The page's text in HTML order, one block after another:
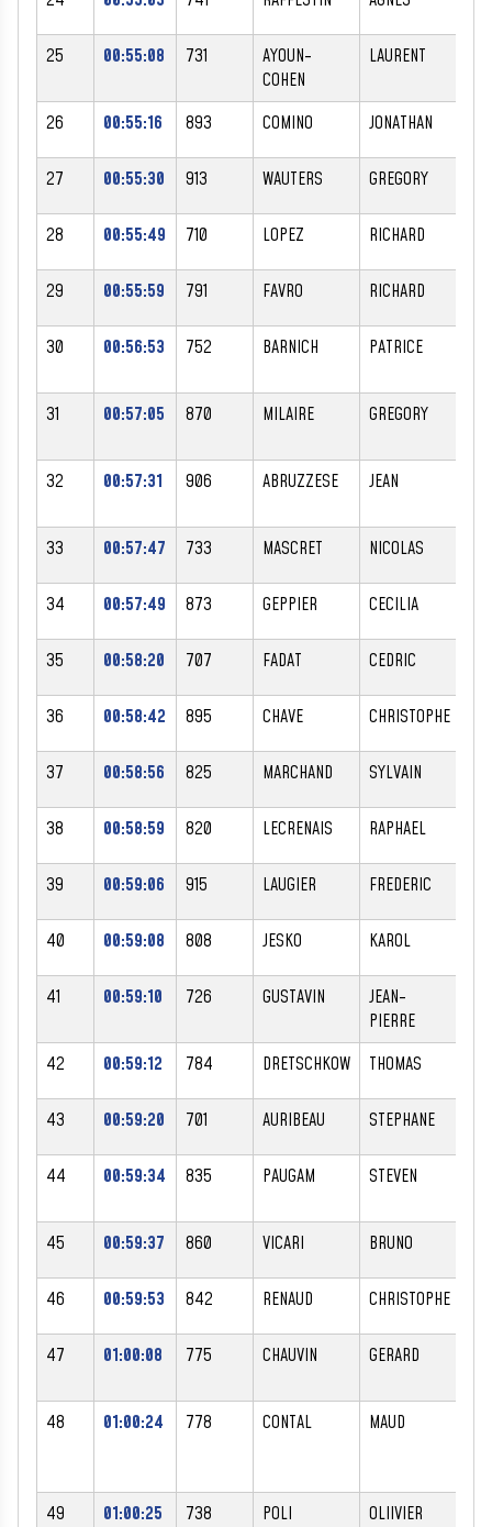
25 00:55:08 731
AYOUN-
COHEN
LAURENT
26 00:55:16 893 COMINO JONATHAN
27 00:55:30 913 WAUTERS GREGORY
28 00:55:49 710 LOPEZ RICHARD
29 00:55:59 791 FAVRO RICHARD
30 00:56:53 752 BARNICH PATRICE
31 00:57:05 870 MILAIRE GREGORY
32 00:57:31 906 ABRUZZESE JEAN
33 00:57:47 733 MASCRET NICOLAS
34 00:57:49 873 GEPPIER CECILIA
35 00:58:20 707 FADAT CEDRIC
36 00:58:42 895 CHAVE CHRISTOPHE
37 00:58:56 825 MARCHAND SYLVAIN
38 00:58:59 820 LECRENAIS RAPHAEL
39 00:59:06 915 LAUGIER FREDERIC
40 00:59:08 808 JESKO KAROL
41 00:59:10 726 GUSTAVIN
JEAN-
PIERRE
42 00:59:12 784 DRETSCHKOW THOMAS
43 00:59:20 701 AURIBEAU STEPHANE
44 00:59:34 835 PAUGAM STEVEN
45 00:59:37 860 VICARI BRUNO
46 00:59:53 842 RENAUD CHRISTOPHE
47 01:00:08 775 CHAUVIN GERARD
48 01:00:24 778 CONTAL MAUD
49 01:00:25 738 POLI OLIIVIER